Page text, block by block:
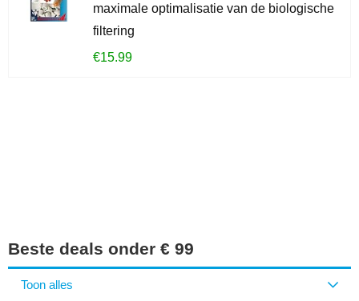
maximale optimalisatie van de biologische
filtering
€15.99
Beste deals onder € 99
Toon alles